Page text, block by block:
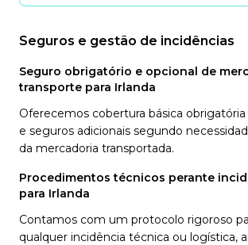
Seguros e gestão de incidências
Seguro obrigatório e opcional de
transporte para Irlanda
Oferecemos cobertura básica
e seguros adicionais segundo
da mercadoria transportada.
Procedimentos técnicos perante
para Irlanda
Contamos com um protocolo rigoroso
qualquer incidência técnica ou logística,